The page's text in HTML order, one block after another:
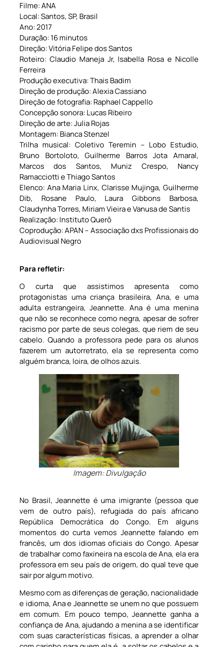
Filme: ANA
Local: Santos, SP, Brasil
Ano: 2017
Duração: 16 minutos
Direção: Vitória Felipe dos Santos
Roteiro: Claudio Maneja Jr, Isabella Rosa e Nicolle
Ferreira
Produção executiva: Thais Badim
Direção de produção: Alexia Cassiano
Direção de fotografia: Raphael Cappello
Concepção sonora: Lucas Ribeiro
Direção de arte: Julia Rojas
Montagem: Bianca Stenzel
Trilha musical: Coletivo Teremin – Lobo Estudio,
Bruno Bortoloto, Guilherme Barros Jota Amaral,
Marcos dos Santos, Muniz Crespo, Nancy
Ramacciotti e Thiago Santos
Elenco: Ana Maria Linx, Clarisse Mujinga, Guilherme
Dib, Rosane Paulo, Laura Gibbons Barbosa,
Claudynha Torres, Miriam Vieira e Vanusa de Santis
Realização: Instituto Querô
Coprodução: APAN – Associação dxs Profissionais do
Audiovisual Negro
Para refletir:
O curta que assistimos apresenta como
protagonistas uma criança brasileira, Ana, e uma
adulta estrangeira, Jeannette. Ana é uma menina
que não se reconhece como negra, apesar de sofrer
racismo por parte de seus colegas, que riem de seu
cabelo. Quando a professora pede para os alunos
fazerem um autorretrato, ela se representa como
alguém branca, loira, de olhos azuis.
Imagem: Divulgação
No Brasil, Jeannette é uma imigrante (pessoa que
vem de outro país), refugiada do país africano
República Democrática do Congo. Em alguns
momentos do curta vemos Jeannette falando em
francês, um dos idiomas oficiais do Congo. Apesar
de trabalhar como faxineira na escola de Ana, ela era
professora em seu país de origem, do qual teve que
sair por algum motivo.
Mesmo com as diferenças de geração, nacionalidade
e idioma, Ana e Jeannette se unem no que possuem
em comum. Em pouco tempo, Jeannette ganha a
confiança de Ana, ajudando a menina a se identificar
com suas características físicas, a aprender a olhar